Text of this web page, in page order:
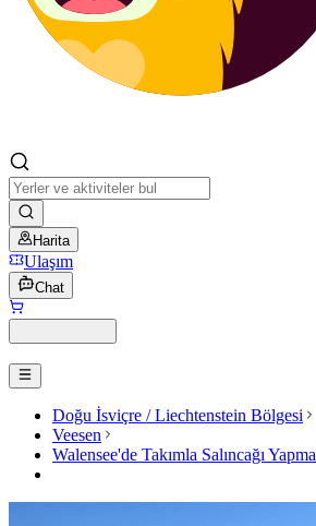
Harita
Ulaşım
Chat
Doğu İsviçre / Liechtenstein Bölgesi
Veesen
Walensee'de Takımla Salıncağı Yapma